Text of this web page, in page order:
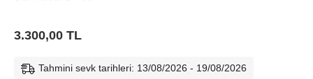
3.300,00 TL
Tahmini sevk tarihleri: 13/08/2026 - 19/08/2026